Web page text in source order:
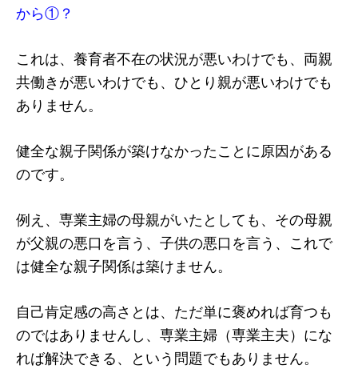
から①？
これは、養育者不在の状況が悪いわけでも、両親
共働きが悪いわけでも、ひとり親が悪いわけでも
ありません。
健全な親子関係が築けなかったことに原因がある
のです。
例え、専業主婦の母親がいたとしても、その母親
が父親の悪口を言う、子供の悪口を言う、これで
は健全な親子関係は築けません。
自己肯定感の高さとは、ただ単に褒めれば育つも
のではありませんし、専業主婦（専業主夫）にな
れば解決できる、という問題でもありません。